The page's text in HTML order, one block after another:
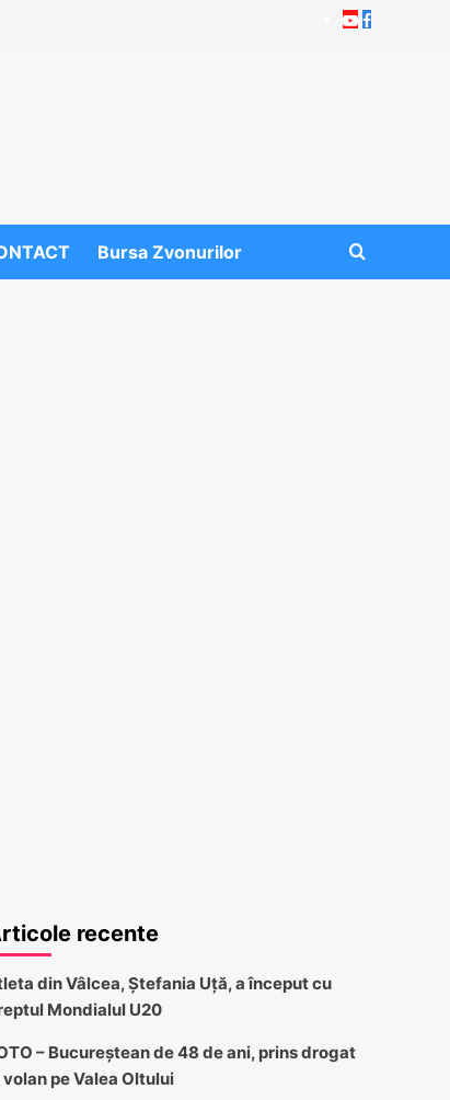
Youtube
Facebook
Bursa Zvonurilor
recente
din Vâlcea, Ștefania Uță, a început cu
Mondialul U20
– Bucureștean de 48 de ani, prins drogat
volan pe Valea Oltului